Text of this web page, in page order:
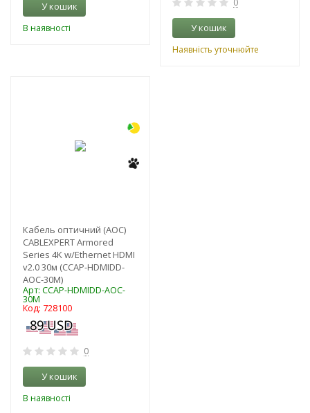
У кошик
В наявності У кошик
Наявність уточнюйте
Кабель оптичний (AOC)
CABLEXPERT Armored
Series 4K w/Ethernet HDMI
v2.0 30м (CCAP-HDMIDD-
AOC-30M)
Арт: CCAP-HDMIDD-AOC-
30M
Код: 728100
0
У кошик
В наявності